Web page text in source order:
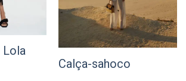
Lola
Calça-sahoco